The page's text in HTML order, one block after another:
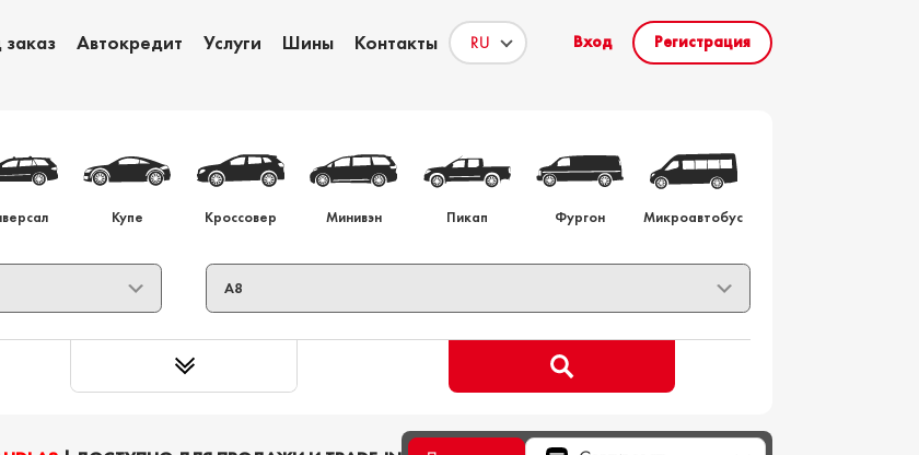
Автокредит Услуги Шины Контакты Вход Регистрация
Обмен авто Авто на заказ
Купе Кроссовер Минивэн Пикап Фургон Микроавтобус